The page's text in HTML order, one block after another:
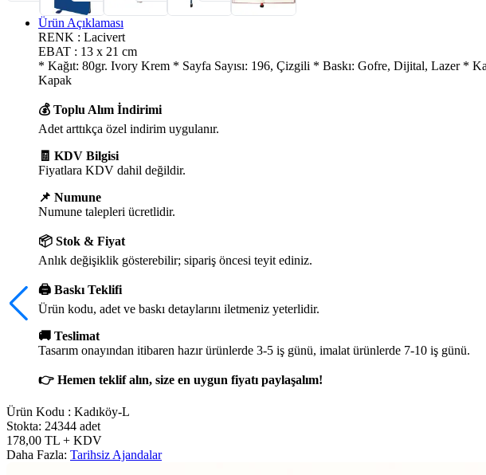
Ürün Açıklaması
RENK : Lacivert
EBAT : 13 x 21 cm
* Kağıt: 80gr. Ivory Krem * Sayfa Sayısı: 196, Çizgili * Baskı: Gofre, Dijital, Lazer
Kapak
💰 Toplu Alım İndirimi
Adet arttıkça özel indirim uygulanır.
🧾 KDV Bilgisi
Fiyatlara KDV dahil değildir.
📌 Numune
Numune talepleri ücretlidir.
📦 Stok & Fiyat
Anlık değişiklik gösterebilir; sipariş öncesi teyit ediniz.
🖨️ Baskı Teklifi
Ürün kodu, adet ve baskı detaylarını iletmeniz yeterlidir.
🚚 Teslimat
Tasarım onayından itibaren hazır ürünlerde 3-5 iş günü, imalat ürünlerde 7-10 iş günü.
👉 Hemen teklif alın, size en uygun fiyatı paylaşalım!
Ürün Kodu : Kadıköy-L
Stokta: 24344 adet
178,00 TL + KDV
Daha Fazla: Tarihsiz Ajandalar